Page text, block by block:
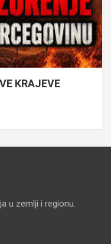
KRAJEVE
u zemlji i regionu.